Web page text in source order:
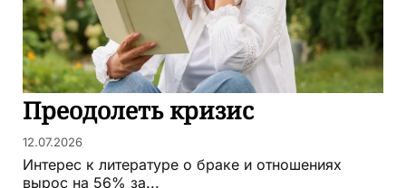
Преодолеть кризис
12.07.2026
Интерес к литературе о браке и отношениях
вырос на 56% за...